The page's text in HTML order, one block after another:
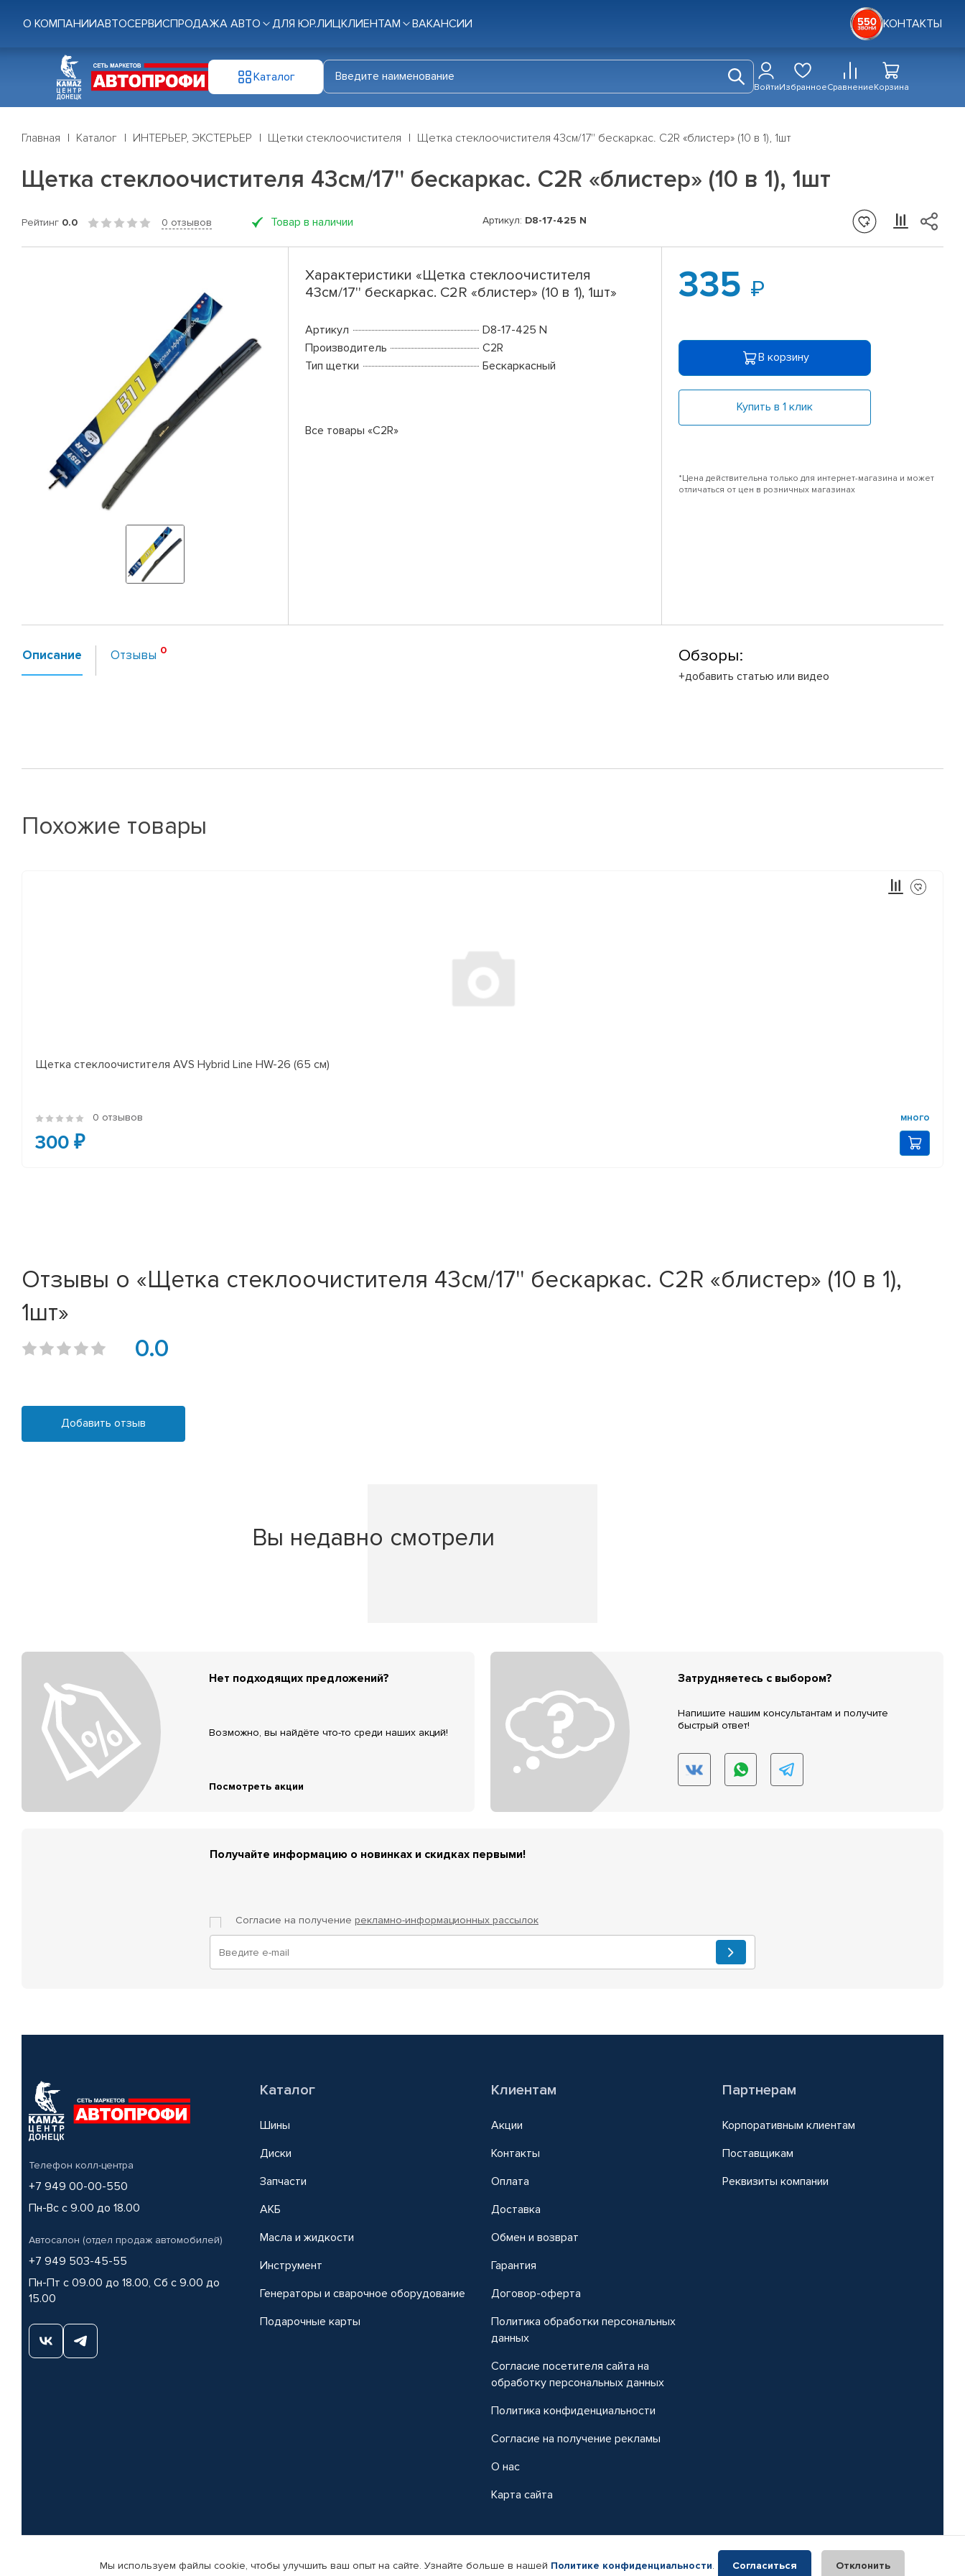
О КОМПАНИИАВТОСЕРВИСПРОДАЖА АВТО ДЛЯ ЮР.ЛИЦКЛИЕНТАМ ВАКАНСИИ КОНТАКТЫ
Каталог
ВойтиИзбранноеСравнениеКорзина
Главная Каталог ИНТЕРЬЕР, ЭКСТЕРЬЕР Щетки стеклоочистителя Щетка стеклоочистителя 43см/17'' бескаркас. C2R «блистер» (10 в 1), 1шт
Щетка стеклоочистителя 43см/17'' бескаркас. C2R «блистер» (10 в 1), 1шт
Рейтинг 0.0 0 отзывов Товар в наличии Артикул: D8-17-425 N
Характеристики «Щетка стеклоочистителя
43см/17'' бескаркас. C2R «блистер» (10 в 1), 1шт»
Артикул
D8-17-425 N
Производитель
C2R
Тип щетки
Бескаркасный
Все товары «C2R»
335
В корзину
Купить в 1 клик
*Цена действительна только для интернет-магазина и может
отличаться от цен в розничных магазинах
Описание Отзывы Обзоры:
+добавить статью или видео
Похожие товары
Щетка стеклоочистителя AVS Hybrid Line HW-26 (65 см)
0 отзывов много
300 ₽
Отзывы о «Щетка стеклоочистителя 43см/17'' бескаркас. C2R «блистер» (10 в 1),
1шт»
0.0
Добавить отзыв
Вы недавно смотрели
Нет подходящих предложений?
Возможно, вы найдёте что-то среди наших акций!
Посмотреть акции
Затрудняетесь с выбором?
Напишите нашим консультантам и получите
быстрый ответ!
Получайте информацию о новинках и скидках первыми!
Согласие на получение рекламно-информационных рассылок
Телефон колл-центра
+7 949 00-00-550
Пн-Вс с 9.00 до 18.00
Автосалон (отдел продаж автомобилей)
+7 949 503-45-55
Пн-Пт с 09.00 до 18.00, Сб с 9.00 до
15.00
Каталог
Шины
Диски
Запчасти
АКБ
Масла и жидкости
Инструмент
Генераторы и сварочное оборудование
Подарочные карты
Клиентам
Акции
Контакты
Оплата
Доставка
Обмен и возврат
Гарантия
Договор-оферта
Политика обработки персональных
данных
Согласие посетителя сайта на
обработку персональных данных
Политика конфиденциальности
Согласие на получение рекламы
О нас
Карта сайта
Партнерам
Корпоративным клиентам
Поставщикам
Реквизиты компании
© КАМАЗ ЦЕНТР ДОНЕЦК, 2015-2026. Все права защищены. Интернет-магазин автомобильных товаров Автопрофи.
Мы используем файлы cookie, чтобы улучшить ваш опыт на сайте. Узнайте больше в нашей Политике конфиденциальности. Согласиться Отклонить